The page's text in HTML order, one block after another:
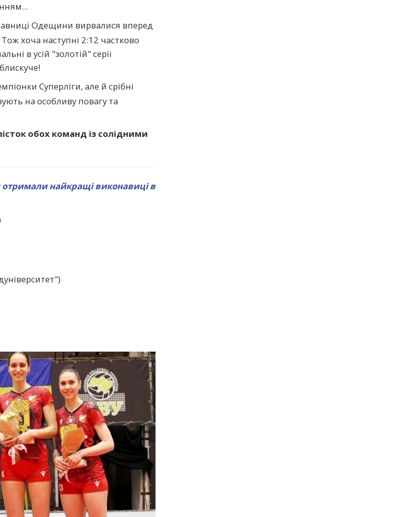
Одещини вирвалися вперед
хоча наступні 2:12 частково
в усій "золотій" серії
Суперліги, але й срібні
на особливу повагу та
обох команд із солідними
найкращі виконавиці в